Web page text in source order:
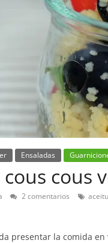
Ensaladas
cous
2 comentarios
presentar la comida